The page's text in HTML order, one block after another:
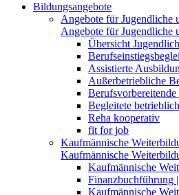
Bildungsangebote
Angebote für Jugendliche
Angebote für Jugendliche
Übersicht
Assistierte
Außerbetriebliche
Begleitete
Reha kooperativ
fit for job
Kaufmännische
Kaufmännische
Kaufmännische
Finanzbuchführung
Kaufmännische